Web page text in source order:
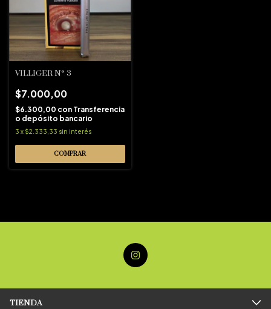
VILLIGER N° 3
$7.000,00
$6.300,00 con Transferencia
o depósito bancario
3 x $2.333,33 sin interés
TIENDA